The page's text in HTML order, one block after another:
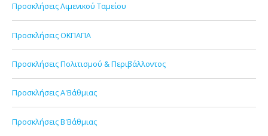
Προσκλήσεις Λιμενικού Ταμείου
Προσκλήσεις ΟΚΠΑΠΑ
Προσκλήσεις Πολιτισμού & Περιβάλλοντος
Προσκλήσεις Α'Βάθμιας
Προσκλήσεις Β'Βάθμιας